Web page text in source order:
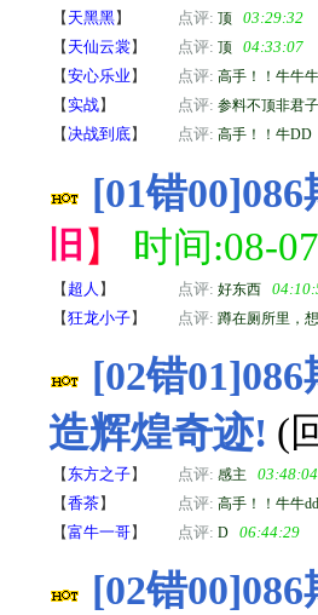
【 天黑黑】 点评: 顶
03:29:32
【 天仙云裳】 点评: 顶
04:33:07
【安心乐业 】 点评: 高手！！牛牛
【实战】 点评: 参料不顶非君
【决战到底】 点评: 高手！！牛DD
[01错
旧 】 时间:08-
【超人 】 点评: 好东西
【狂龙小子】 点评: 蹲在厕所里，
[02错
造辉煌奇迹! (
【 东方之子】 点评: 感主
03:48:04
【香茶】 点评: 高手！！牛牛
【富牛一哥】 点评: D 06:44:29
[02错